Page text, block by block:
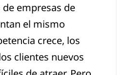
empresas de
el mismo
crece, los
clientes nuevos